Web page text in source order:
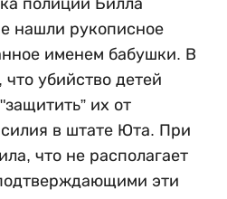
нашли рукописное
именем бабушки. В
что убийство детей
их от
в штате Юта. При
что не располагает
эти